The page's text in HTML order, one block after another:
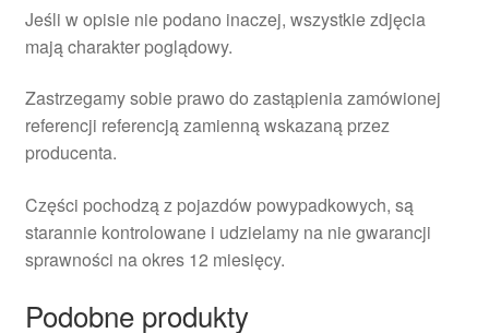
Jeśli w opisie nie podano inaczej, wszystkie zdjęcia
mają charakter poglądowy.
Zastrzegamy sobie prawo do zastąpienia zamówionej
referencji referencją zamienną wskazaną przez
producenta.
Części pochodzą z pojazdów powypadkowych, są
starannie kontrolowane i udzielamy na nie gwarancji
sprawności na okres 12 miesięcy.
Podobne produkty